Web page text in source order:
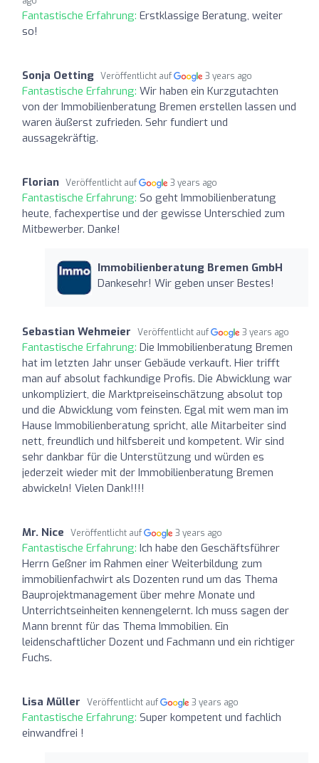
Fantastische Erfahrung: Erstklassige Beratung, weiter
so!
Sonja Oetting Veröffentlicht auf 3 years ago
Fantastische Erfahrung: Wir haben ein Kurzgutachten
von der Immobilienberatung Bremen erstellen lassen und
waren äußerst zufrieden. Sehr fundiert und
aussagekräftig.
Florian Veröffentlicht auf 3 years ago
Fantastische Erfahrung: So geht Immobilienberatung
heute, fachexpertise und der gewisse Unterschied zum
Mitbewerber. Danke!
Immobilienberatung Bremen GmbH
Dankesehr! Wir geben unser Bestes!
Sebastian Wehmeier Veröffentlicht auf 3 years ago
Fantastische Erfahrung: Die Immobilienberatung Bremen
hat im letzten Jahr unser Gebäude verkauft. Hier trifft
man auf absolut fachkundige Profis. Die Abwicklung war
unkompliziert, die Marktpreiseinschätzung absolut top
und die Abwicklung vom feinsten. Egal mit wem man im
Hause Immobilienberatung spricht, alle Mitarbeiter sind
nett, freundlich und hilfsbereit und kompetent. Wir sind
sehr dankbar für die Unterstützung und würden es
jederzeit wieder mit der Immobilienberatung Bremen
abwickeln! Vielen Dank!!!!
Mr. Nice Veröffentlicht auf 3 years ago
Fantastische Erfahrung: Ich habe den Geschäftsführer
Herrn Geßner im Rahmen einer Weiterbildung zum
immobilienfachwirt als Dozenten rund um das Thema
Bauprojektmanagement über mehre Monate und
Unterrichtseinheiten kennengelernt. Ich muss sagen der
Mann brennt für das Thema Immobilien. Ein
leidenschaftlicher Dozent und Fachmann und ein richtiger
Fuchs.
Lisa Müller Veröffentlicht auf 3 years ago
Fantastische Erfahrung: Super kompetent und fachlich
einwandfrei !